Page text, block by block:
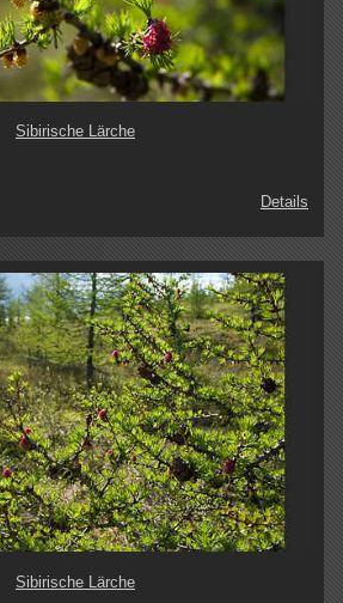
Sibirische Lärche
Details
Sibirische Lärche